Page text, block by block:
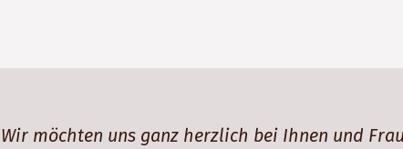
Wir möchten uns ganz herzlich bei Ihnen und